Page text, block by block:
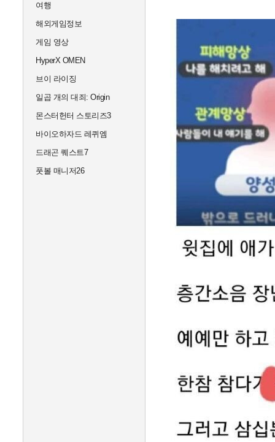
여행
해외게임정보
게임 영상
HyperX OMEN
브이 라이징
일곱 개의 대죄: Origin
몬스터헌터 스토리즈3
바이오하자드 레퀴엠
드래곤 퀘스트7
풋볼 매니저26